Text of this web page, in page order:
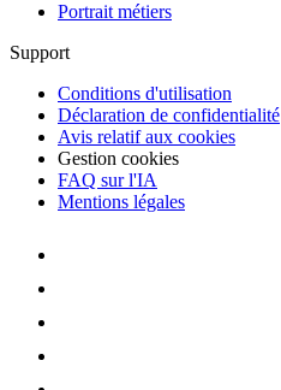
Portrait métiers
Support
Conditions d'utilisation
Déclaration de confidentialité
Avis relatif aux cookies
Gestion cookies
FAQ sur l'IA
Mentions légales